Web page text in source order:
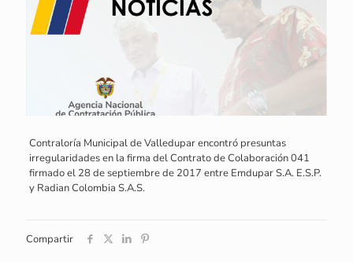
Contraloría Municipal de Valledupar encontró presuntas
irregularidades en la firma del Contrato de Colaboración 041
firmado el 28 de septiembre de 2017 entre Emdupar S.A. E.S.P.
y Radian Colombia S.A.S.
Compartir